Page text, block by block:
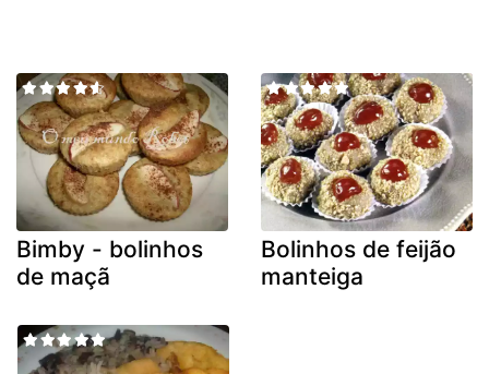
Bimby - bolinhos
de maçã
Bolinhos de feijão
manteiga